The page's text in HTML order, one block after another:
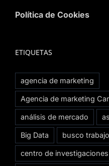
Política de Cookies
ETIQUETAS
agencia de marketing
Agencia de marketing
análisis de mercado
Big Data busco trabajo
centro de